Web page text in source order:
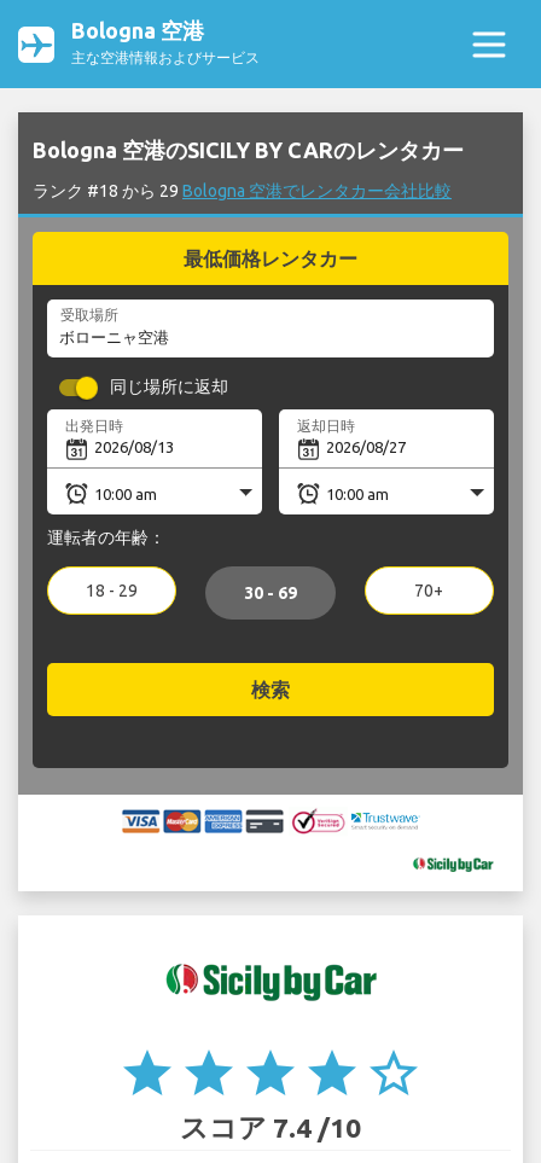
Bologna 空港
主な空港情報およびサービス
Bologna 空港のSICILY BY CARのレンタカー
ランク #18 から 29 Bologna 空港でレンタカー会社比較
最低価格レンタカー
受取場所
同じ場所に返却
出発日時 返却日時
運転者の年齢：
18 - 29 30 - 69 70+
検索
star star star star star_border
スコア 7.4 /10